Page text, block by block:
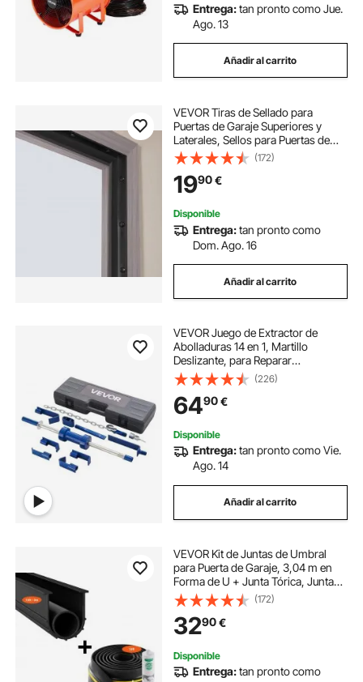
Entrega:tan pronto como Jue.
Ago. 13
Añadir al carrito
VEVOR Tiras de Sellado para
Puertas de Garaje Superiores y
Laterales, Sellos para Puertas de
Garaje de TPE de 6,09 m,
Reemplazo Universal Compuesto
Suave y Duro Resistente a la
Intemperie, Negro
(172)
1990€
Disponible
Entrega:tan pronto como
Dom. Ago. 16
Añadir al carrito
VEVOR Juego de Extractor de
Abolladuras 14 en 1, Martillo
Deslizante, para Reparar
Abolladuras de Coche, Marco de
Reparación con Bolsa de
Transporte, Barra de Extensión y
Mango Antideslizante
(226)
6490€
Disponible
Entrega:tan pronto como Vie.
Ago. 14
Añadir al carrito
VEVOR Kit de Juntas de Umbral
para Puerta de Garaje, 3,04 m en
Forma de U + Junta Tórica, Junta
Inferior para Puerta de Garaje, se
Combina con Tiras de Sellado
Impermeable con Adhesivo, Negro
(172)
3290€
Disponible
Entrega:tan pronto como